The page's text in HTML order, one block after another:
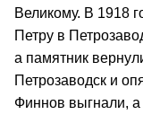
Великому. В 1918
Петру в
а памятник
Петрозаводск и
Финнов выгнали, а